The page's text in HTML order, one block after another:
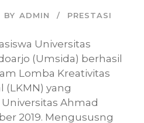
BY ADMIN PRESTASI
Universitas
(Umsida) berhasil
Lomba Kreativitas
(LKMN) yang
Ahmad
2019. Mengususng